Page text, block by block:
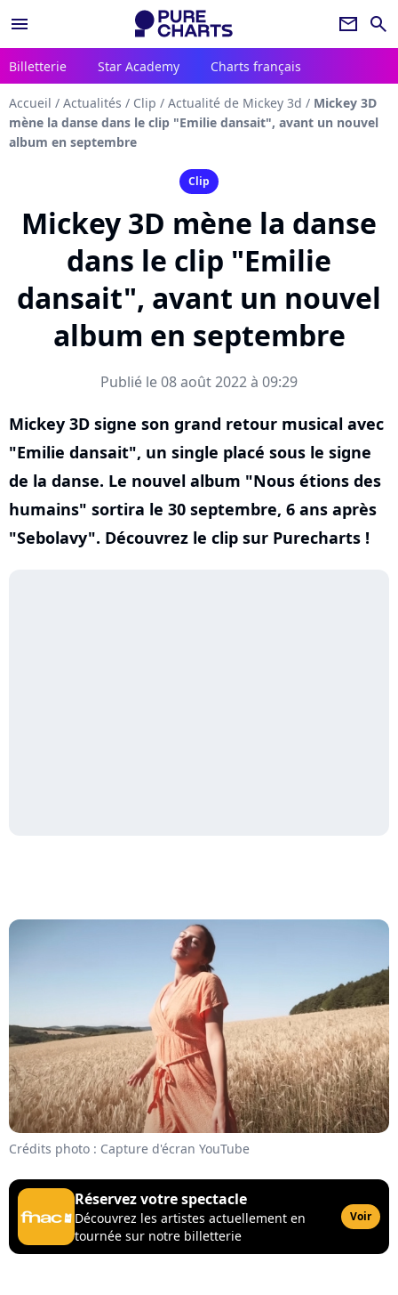
menu newsletter search
Billetterie Star Academy Charts français
Accueil / Actualités / Clip / Actualité de Mickey 3d / Mickey 3D
mène la danse dans le clip "Emilie dansait", avant un nouvel
album en septembre
Clip
Mickey 3D mène la danse
dans le clip "Emilie
dansait", avant un nouvel
album en septembre
Publié le 08 août 2022 à 09:29
Mickey 3D signe son grand retour musical avec
"Emilie dansait", un single placé sous le signe
de la danse. Le nouvel album "Nous étions des
humains" sortira le 30 septembre, 6 ans après
"Sebolavy". Découvrez le clip sur Purecharts !
Crédits photo : Capture d'écran YouTube
Réservez votre spectacle
Découvrez les artistes actuellement en
tournée sur notre billetterie
Voir